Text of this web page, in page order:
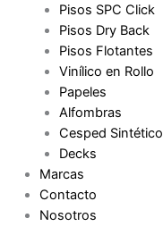
Pisos SPC Click
Pisos Dry Back
Pisos Flotantes
Vinílico en Rollo
Papeles
Alfombras
Cesped Sintético
Decks
Marcas
Contacto
Nosotros